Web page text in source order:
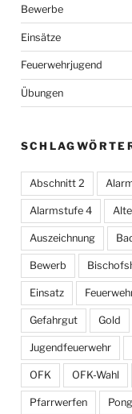
Bewerbe
Einsätze
Feuerwehrjugend
Übungen
Abschnitt 2
Alarmstufe 4
Auszeichnung
Bewerb
Einsatz
Gefahrgut Gold
Jugendfeuerwehr
OFK OFK-Wahl
Pfarrwerfen